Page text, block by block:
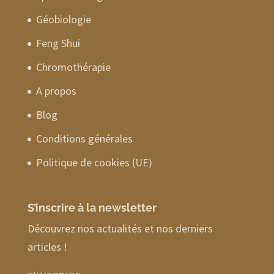
Géobiologie
Feng Shui
Chromothérapie
A propos
Blog
Conditions générales
Politique de cookies (UE)
S’inscrire à la newsletter
Découvrez nos actualités et nos derniers
articles !